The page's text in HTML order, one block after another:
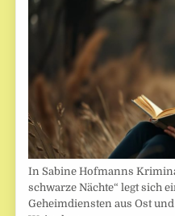
In Sabine Hofmanns
schwarze Nächte“ legt sich
Geheimdiensten aus Ost